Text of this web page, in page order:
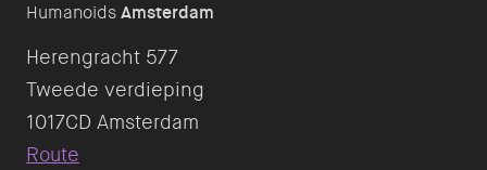
HumanoidsAmsterdam
Herengracht 577
Tweede verdieping
Route